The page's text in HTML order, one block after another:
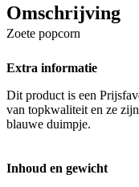
Omschrijving
Zoete popcorn
Extra informatie
Dit product is een
van topkwaliteit en ze
blauwe duimpje.
Inhoud en gewicht